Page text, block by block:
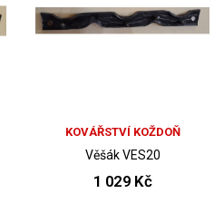
KOVÁŘSTVÍ KOŽDOŇ
Věšák VES20
1 029 Kč